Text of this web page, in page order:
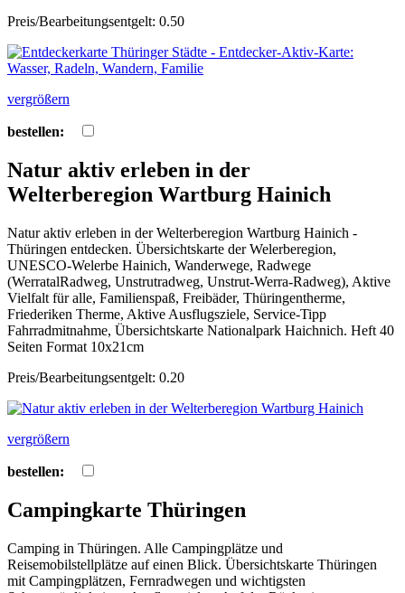
Preis/Bearbeitungsentgelt: 0.50
vergrößern
bestellen:
Natur aktiv erleben in der
Welterberegion Wartburg Hainich
Natur aktiv erleben in der Welterberegion Wartburg Hainich -
Thüringen entdecken. Übersichtskarte der Welerberegion,
UNESCO-Welerbe Hainich, Wanderwege, Radwege
(WerratalRadweg, Unstrutradweg, Unstrut-Werra-Radweg), Aktive
Vielfalt für alle, Familienspaß, Freibäder, Thüringentherme,
Friederiken Therme, Aktive Ausflugsziele, Service-Tipp
Fahrradmitnahme, Übersichtskarte Nationalpark Haichnich. Heft 40
Seiten Format 10x21cm
Preis/Bearbeitungsentgelt: 0.20
vergrößern
bestellen:
Campingkarte Thüringen
Camping in Thüringen. Alle Campingplätze und
Reisemobilstellplätze auf einen Blick. Übersichtskarte Thüringen
mit Campingplätzen, Fernradwegen und wichtigsten